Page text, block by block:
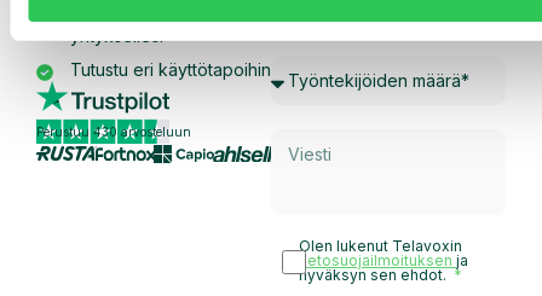
Tutustu eri käyttötapoihin
Perustuu 430 arvosteluun
Olen lukenut Telavoxin
tietosuojailmoituksenja
hyväksyn sen ehdot.